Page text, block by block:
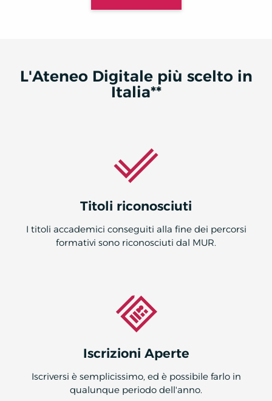
L'Ateneo Digitale più scelto in
Italia**
Titoli riconosciuti
I titoli accademici conseguiti alla fine dei percorsi
formativi sono riconosciuti dal MUR.
Iscrizioni Aperte
Iscriversi è semplicissimo, ed è possibile farlo in
qualunque periodo dell'anno.